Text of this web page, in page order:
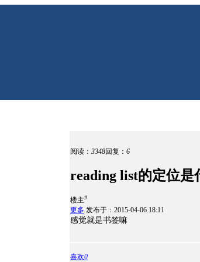
阅读： 3348回复： 6
reading list的定位是
楼主#
更多 发布于：2015-04-06 18:11
感觉就是书签嘛
喜欢0